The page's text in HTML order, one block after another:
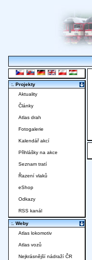
:. Projekty
Aktuality
Články
Atlas drah
Fotogalerie
Kalendář akcí
Přihlášky na akce
Seznam tratí
Řazení vlaků
eShop
Odkazy
RSS kanál
:. Weby
Atlas lokomotiv
Atlas vozů
Nejkrásnější nádraží ČR